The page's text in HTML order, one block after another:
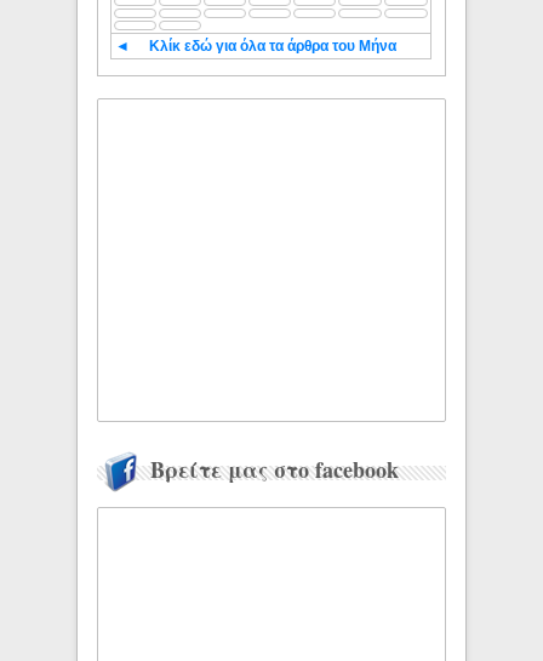
◄ Κλίκ εδώ για όλα τα άρθρα του Μήνα
Βρείτε μας στο facebook